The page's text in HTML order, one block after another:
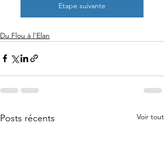
Etape suivante
Du Flou à l'Elan
Posts récents Voir tout